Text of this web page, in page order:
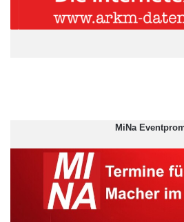
(AZ: 4 K 1116/08)
MiNa